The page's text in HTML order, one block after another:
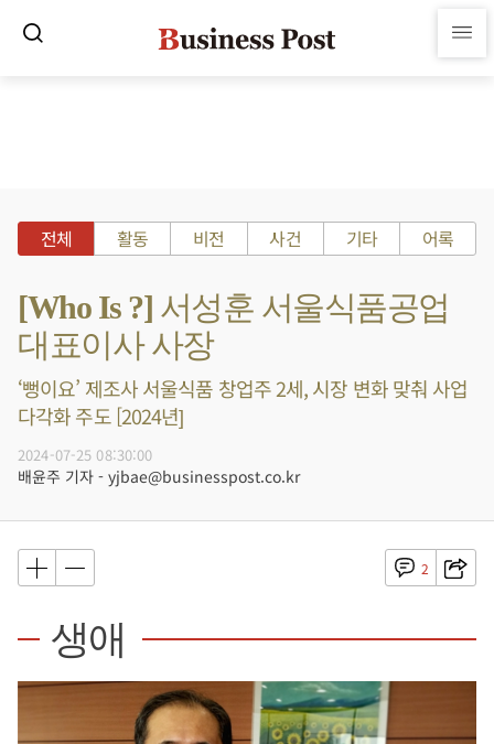
전체 활동 비전 사건 기타 어록
[Who Is ?] 서성훈 서울식품공업
대표이사 사장
‘뻥이요’ 제조사 서울식품 창업주 2세, 시장 변화 맞춰 사업
다각화 주도 [2024년]
2024-07-25 08:30:00
배윤주 기자 - yjbae@businesspost.co.kr
2
생애